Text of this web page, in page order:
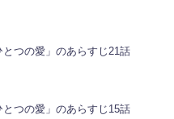
つの愛」のあらすじ21話
つの愛」のあらすじ15話